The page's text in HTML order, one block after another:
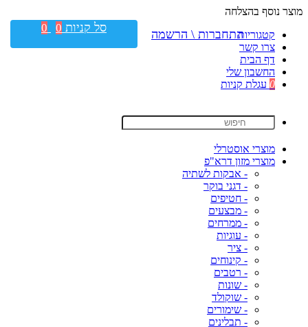
מוצר נוסף בהצלחה
קטגוריות
צרו קשר
דף הבית
החשבון שלי
0 עגלת קניות
מוצרי אוסטרלי
מוצרי מזון דרא"פ
- אבקות לשתיה
- דגני בוקר
- חטיפים
- מבצעים
- ממרחים
- עוגיות
- ציר
- קינוחים
- רטבים
- שונות
- שוקולד
- שימורים
- תבלינים
התחברות \ הרשמה סל קניות 0
0